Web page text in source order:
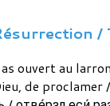
/
ouvert au
de